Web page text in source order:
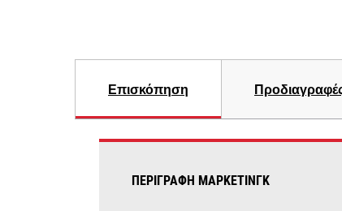
Επισκόπηση
ΠΕΡΙΓΡΑΦΉ ΜΆΡΚΕΤΙΝΓΚ